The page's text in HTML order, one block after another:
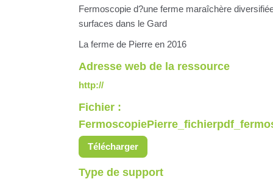
Fermoscopie d?une ferme maraîchère
surfaces dans le Gard
La ferme de Pierre en 2016
Adresse web de la ressource
http://
Fichier :
Télécharger
Type de support